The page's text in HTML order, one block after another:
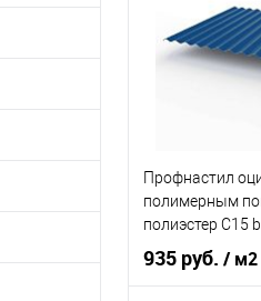
В
Профнастил
полимерным
полиэстер С15
0,7х1180мм RAL
Сигнальный
935 руб. / м2